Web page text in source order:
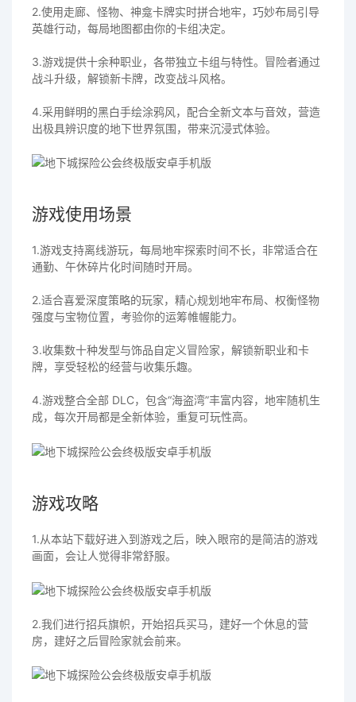
2.使用走廊、怪物、神龛卡牌实时拼合地牢，巧妙布局引导
英雄行动，每局地图都由你的卡组决定。
3.游戏提供十余种职业，各带独立卡组与特性。冒险者通过
战斗升级，解锁新卡牌，改变战斗风格。
4.采用鲜明的黑白手绘涂鸦风，配合全新文本与音效，营造
出极具辨识度的地下世界氛围，带来沉浸式体验。
游戏使用场景
1.游戏支持离线游玩，每局地牢探索时间不长，非常适合在
通勤、午休碎片化时间随时开局。
2.适合喜爱深度策略的玩家，精心规划地牢布局、权衡怪物
强度与宝物位置，考验你的运筹帷幄能力。
3.收集数十种发型与饰品自定义冒险家，解锁新职业和卡
牌，享受轻松的经营与收集乐趣。
4.游戏整合全部 DLC，包含“海盗湾”丰富内容，地牢随机生
成，每次开局都是全新体验，重复可玩性高。
游戏攻略
1.从本站下载好进入到游戏之后，映入眼帘的是简洁的游戏
画面，会让人觉得非常舒服。
2.我们进行招兵旗帜，开始招兵买马，建好一个休息的营
房，建好之后冒险家就会前来。